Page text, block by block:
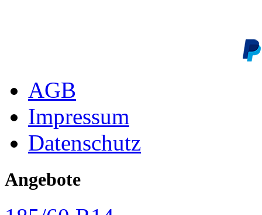
AGB
Impressum
Datenschutz
Angebote